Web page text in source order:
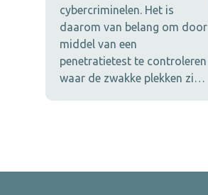
cybercriminelen. Het is
daarom van belang om door
middel van een
penetratietest te controleren
waar de zwakke plekken zi…